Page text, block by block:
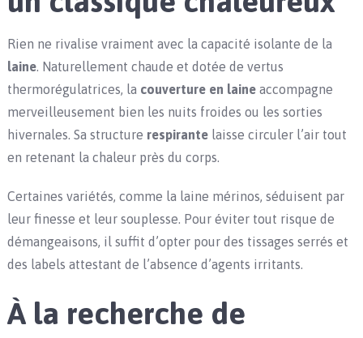
Rien ne rivalise vraiment avec la capacité isolante de la
laine. Naturellement chaude et dotée de vertus
thermorégulatrices, la couverture en laineaccompagne
merveilleusement bien les nuits froides ou les sorties
hivernales. Sa structure respirantelaisse circuler l’air tout
en retenant la chaleur près du corps.
Certaines variétés, comme la laine mérinos, séduisent par
leur finesse et leur souplesse. Pour éviter tout risque de
démangeaisons, il suffit d’opter pour des tissages serrés et
des labels attestant de l’absence d’agents irritants.
À la recherche de